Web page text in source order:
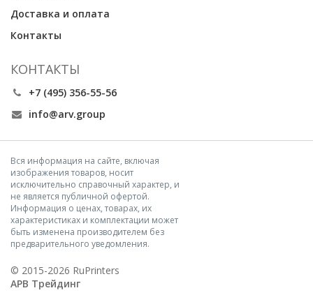
Доставка и оплата
Контакты
КОНТАКТЫ
+7 (495) 356-55-56
info@arv.group
Вся информация на сайте, включая
изображения товаров, носит
исключительно справочный характер, и
не является публичной офертой.
Информация о ценах, товарах, их
характеристиках и комплектации может
быть изменена производителем без
предварительного уведомления.
© 2015-2026 RuPrinters
АРВ Трейдинг